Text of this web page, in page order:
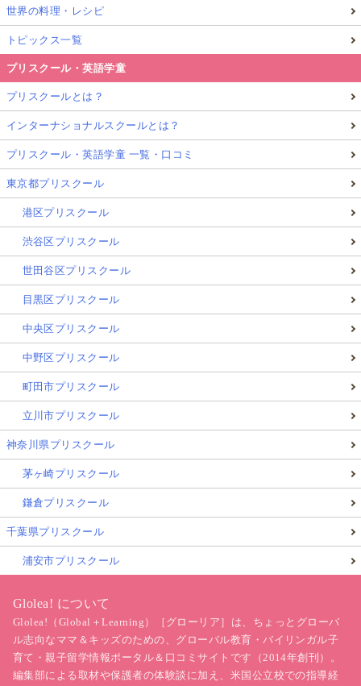
世界の料理・レシピ
トピックス一覧
プリスクール・英語学童
プリスクールとは？
インターナショナルスクールとは？
プリスクール・英語学童 一覧・口コミ
東京都プリスクール
港区プリスクール
渋谷区プリスクール
世田谷区プリスクール
目黒区プリスクール
中央区プリスクール
中野区プリスクール
町田市プリスクール
立川市プリスクール
神奈川県プリスクール
茅ヶ崎プリスクール
鎌倉プリスクール
千葉県プリスクール
浦安市プリスクール
Glolea! について
Glolea!（Global＋Learning）［グローリア］は、ちょっとグローバ
ル志向なママ＆キッズのための、グローバル教育・バイリンガル子
育て・親子留学情報ポータル＆口コミサイトです（2014年創刊）。
編集部による取材や保護者の体験談に加え、米国公立校での指導経